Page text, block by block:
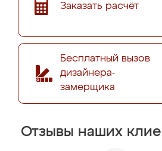
Заказать расчёт
Бесплатный вызов
дизайнера-
замерщика
Отзывы наших